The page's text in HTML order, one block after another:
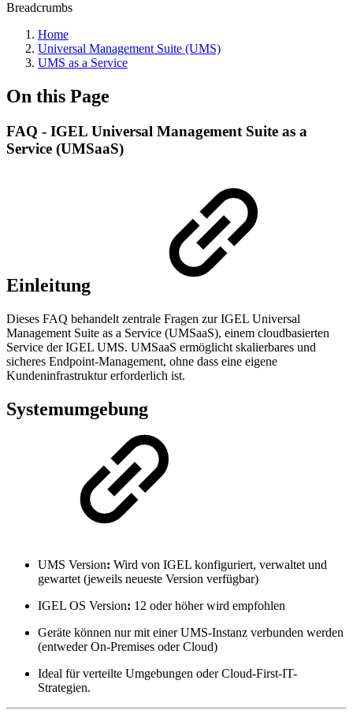
Breadcrumbs
Home
Universal Management Suite (UMS)
UMS as a Service
On this Page
FAQ - IGEL Universal Management Suite as a
Service (UMSaaS)
Einleitung
Dieses FAQ behandelt zentrale Fragen zur IGEL Universal
Management Suite as a Service (UMSaaS), einem cloudbasierten
Service der IGEL UMS. UMSaaS ermöglicht skalierbares und
sicheres Endpoint-Management, ohne dass eine eigene
Kundeninfrastruktur erforderlich ist.
Systemumgebung
UMS Version: Wird von IGEL konfiguriert, verwaltet und
gewartet (jeweils neueste Version verfügbar)
IGEL OS Version: 12 oder höher wird empfohlen
Geräte können nur mit einer UMS-Instanz verbunden werden
(entweder On-Premises oder Cloud)
Ideal für verteilte Umgebungen oder Cloud-First-IT-
Strategien.